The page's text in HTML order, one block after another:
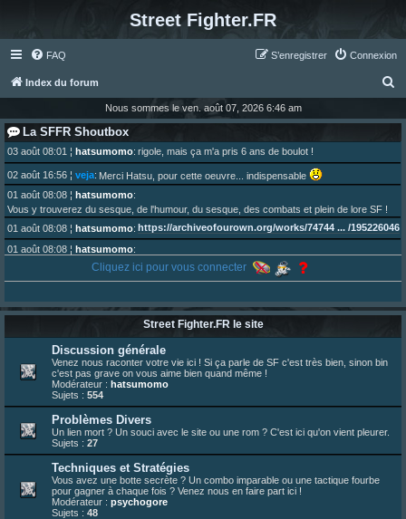
Street Fighter.FR
FAQ Connexion
S’enregistrer
Index du forum
c
h
e
Nous sommes le ven. août 07, 2026 6:46 am
La SFFR Shoutbox
03 août 08:01 ¦ hatsumomo: rigole, mais ça m'a pris 6 ans de boulot !
02 août 16:56 ¦ veja: Merci Hatsu, pour cette oeuvre... indispensable
01 août 08:08 ¦ hatsumomo:
Vous y trouverez du sesque, de l'humour, du sesque, des combats et plein de lore SF !
01 août 08:08 ¦ hatsumomo: https://archiveofourown.org/works/74744 ... /195226046
01 août 08:08 ¦ hatsumomo:
Aujourd'hui, c'est le yaoi day. Pour la peine je reposte ma dernière fic.
30 juil. 07:22¦hatsumomo:
26 juil. 22:09¦hatsumomo:bio de Alex en ligne les gens !
13 juil. 09:53¦hatsumomo:
bonjour les amis, je viens de poster ma 1e review de figurine !
23 juin 10:36¦indy:une très chouette SFFR shoutbox !
23 juin 07:30¦hatsumomo:nouvelle trad caniculaire les amis !
23 juin 07:26
hatsumomo
22 juin 12:27¦indy:Yo !
22 juin 08:49¦veja:Yo
Cliquez ici pour vous connecter
Street Fighter.FR le site
Discussion générale
Venez nous raconter votre vie ici ! Si ça parle de SF c'est très bien, sinon bin
c'est pas grave on vous aime bien quand même !
Modérateur : hatsumomo
Sujets : 554
Problèmes Divers
Un lien mort ? Un souci avec le site ou une rom ? C'est ici qu'on vient pleurer.
Sujets : 27
Techniques et Stratégies
Vous avez une botte secrète ? Un combo imparable ou une tactique fourbe
pour gagner à chaque fois ? Venez nous en faire part ici !
Modérateur : psychogore
Sujets : 48